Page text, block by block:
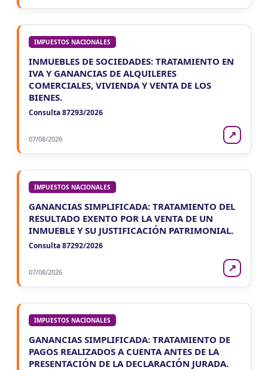
IMPUESTOS NACIONALES
INMUEBLES DE SOCIEDADES: TRATAMIENTO EN
IVA Y GANANCIAS DE ALQUILERES
COMERCIALES, VIVIENDA Y VENTA DE LOS
BIENES.
Consulta 87293/2026
07/08/2026 ↗
IMPUESTOS NACIONALES
GANANCIAS SIMPLIFICADA: TRATAMIENTO DEL
RESULTADO EXENTO POR LA VENTA DE UN
INMUEBLE Y SU JUSTIFICACIÓN PATRIMONIAL.
Consulta 87292/2026
07/08/2026 ↗
IMPUESTOS NACIONALES
GANANCIAS SIMPLIFICADA: TRATAMIENTO DE
PAGOS REALIZADOS A CUENTA ANTES DE LA
PRESENTACIÓN DE LA DECLARACIÓN JURADA.